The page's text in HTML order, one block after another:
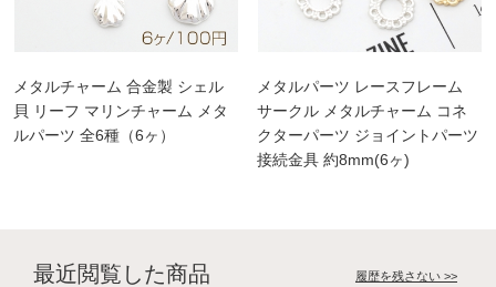
メタルチャーム 合金製 シェル
貝 リーフ マリンチャーム メタ
ルパーツ 全6種（6ヶ）
メタルパーツ レースフレーム
サークル メタルチャーム コネ
クターパーツ ジョイントパーツ
接続金具 約8mm(6ヶ)
最近閲覧した商品 履歴を残さない >>